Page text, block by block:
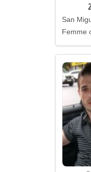
San
Femme